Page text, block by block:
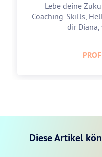
Lebe deine
Coaching-Skills,
dir
Diese Artikel